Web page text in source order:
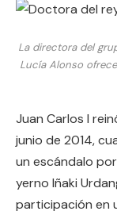
La directora del
Lucía Alonso
Juan Carlos I
junio de 2014,
un escándalo
yerno Iñaki
participación en